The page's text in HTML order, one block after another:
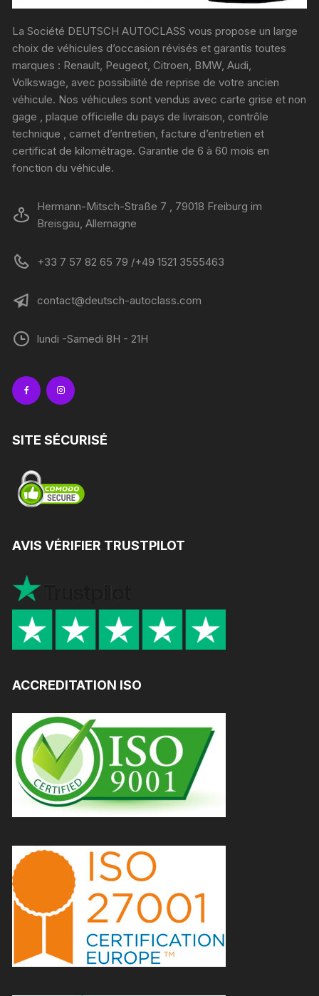
La Société DEUTSCH AUTOCLASS vous propose un large
choix de véhicules d’occasion révisés et garantis toutes
marques : Renault, Peugeot, Citroen, BMW, Audi,
Volkswage, avec possibilité de reprise de votre ancien
véhicule. Nos véhicules sont vendus avec carte grise et non
gage , plaque officielle du pays de livraison, contrôle
technique , carnet d’entretien, facture d’entretien et
certificat de kilométrage. Garantie de 6 à 60 mois en
fonction du véhicule.
Hermann-Mitsch-Straße 7 , 79018 Freiburg im
Breisgau, Allemagne
+33 7 57 82 65 79 /+49 1521 3555463
contact@deutsch-autoclass.com
lundi -Samedi 8H - 21H
SITE SÉCURISÉ
AVIS VÉRIFIER TRUSTPILOT
ACCREDITATION ISO